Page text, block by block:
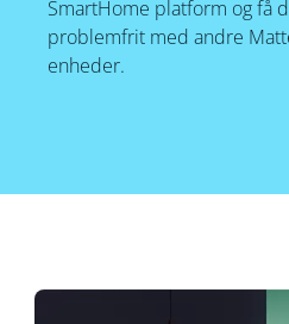
SmartHome platform og få
problemfrit med andre
enheder.